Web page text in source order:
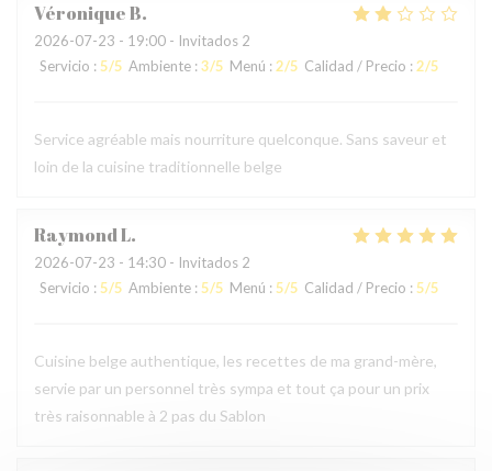
VéroniqueB
2026-07-23 - 19:00 - Invitados 2
Servicio : 5/5 Ambiente : 3/5 Menú : 2/5 Calidad / Precio : 2/5
Service agréable mais nourriture quelconque. Sans saveur et
loin de la cuisine traditionnelle belge
RaymondL
2026-07-23 - 14:30 - Invitados 2
Servicio : 5/5 Ambiente : 5/5 Menú : 5/5 Calidad / Precio : 5/5
Cuisine belge authentique, les recettes de ma grand-mère,
servie par un personnel très sympa et tout ça pour un prix
très raisonnable à 2 pas du Sablon